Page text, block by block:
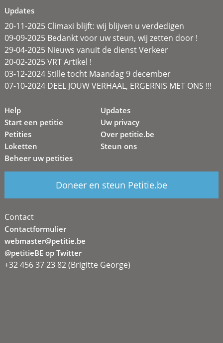
Updates
20-11-2025 Climaxi blijft: wij blijven u verdedigen
09-09-2025 Bedankt voor uw steun, wij zetten door !
29-04-2025 Nieuws vanuit de dienst Verkeer
20-02-2025 VRT Artikel !
03-12-2024 Stille tocht Maandag 9 december
07-10-2024 DEEL JOUW VERHAAL, ERGERNIS MET ONS !!!
Help
Start een petitie
Petities
Loketten
Beheer uw petities
Updates
Uw privacy
Over petitie.be
Steun ons
Doneer en steun Petitie.be
Contact
Contactformulier
webmaster@petitie.be
@petitieBE op Twitter
+32 456 37 23 82 (Brigitte George)